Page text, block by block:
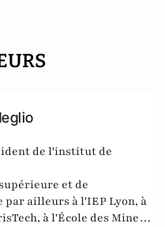
de l'institut de
et de
par ailleurs à l'IEP Lyon, à
à l'École des Mines